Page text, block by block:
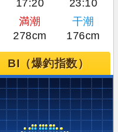
17:20 23:10
満潮
干潮
278cm 176cm
BI（爆釣指数）